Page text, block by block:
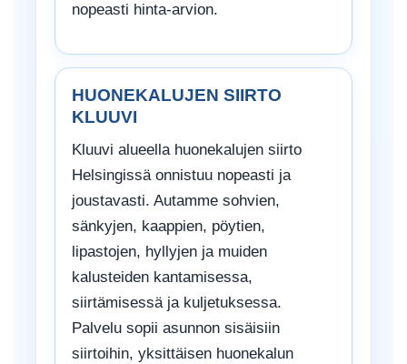
nopeasti hinta-arvion.
HUONEKALUJEN SIIRTO
KLUUVI
Kluuvi alueella huonekalujen siirto
Helsingissä onnistuu nopeasti ja
joustavasti. Autamme sohvien,
sänkyjen, kaappien, pöytien,
lipastojen, hyllyjen ja muiden
kalusteiden kantamisessa,
siirtämisessä ja kuljetuksessa.
Palvelu sopii asunnon sisäisiin
siirtoihin, yksittäisen huonekalun